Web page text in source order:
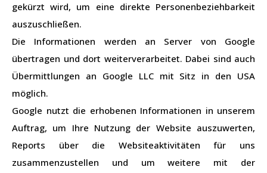
gekürzt wird, um eine direkte Personenbeziehbarkeit
auszuschließen.
Die Informationen werden an Server von Google
übertragen und dort weiterverarbeitet. Dabei sind auch
Übermittlungen an Google LLC mit Sitz in den USA
möglich.
Google nutzt die erhobenen Informationen in unserem
Auftrag, um Ihre Nutzung der Website auszuwerten,
Reports über die Websiteaktivitäten für uns
zusammenzustellen und um weitere mit der